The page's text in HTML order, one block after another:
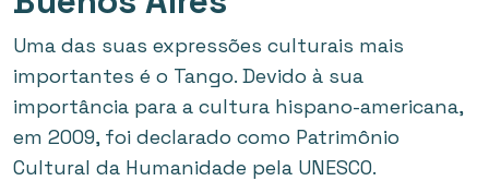
Uma das suas expressões culturais mais
importantes é o Tango. Devido à sua
importância para a cultura hispano-americana,
em 2009, foi declarado como Patrimônio
Cultural da Humanidade pela UNESCO.